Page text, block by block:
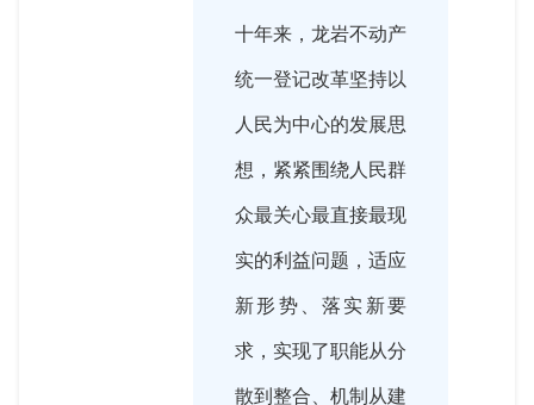
十年来，龙岩不动产
统一登记改革坚持以
人民为中心的发展思
想，紧紧围绕人民群
众最关心最直接最现
实的利益问题，适应
新形势、落实新要
求，实现了职能从分
散到整合、机制从建